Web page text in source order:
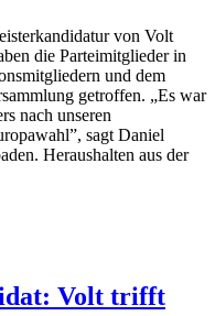
von Volt
die Parteimitglieder in
und dem
getroffen. „Es war
nach unseren
sagt Daniel
Heraushalten aus der
Volt trifft